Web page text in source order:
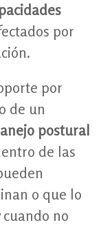
por
por
de un
postural
de las
o que lo
no